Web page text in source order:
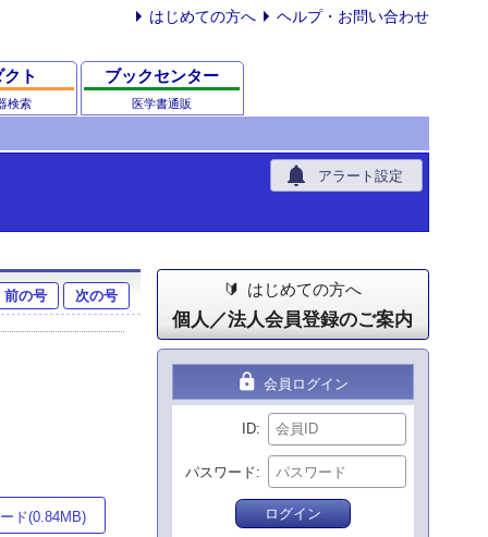
はじめての方へ ヘルプ・お問い合わせ
ト
検索
ブックセンター
医学書通販
notifications アラート設定
前の号 次の号
ド(0.84MB)
はじめての方へ
個人／法人会員登録のご案内
lock 会員ログイン
ID
パスワード
ログイン